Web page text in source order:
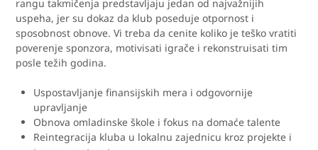
rangu takmičenja predstavljaju jedan od najvažnijih
uspeha, jer su dokaz da klub poseduje otpornost i
sposobnost obnove. Vi treba da cenite koliko je teško vratiti
poverenje sponzora, motivisati igrače i rekonstruisati tim
posle težih godina.
Uspostavljanje finansijskih mera i odgovornije
upravljanje
Obnova omladinske škole i fokus na domaće talente
Reintegracija kluba u lokalnu zajednicu kroz projekte i